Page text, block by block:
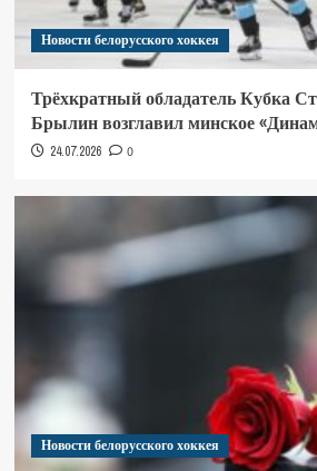
Новости белорусского хоккея
Трёхкратный обладатель Кубка
Брылин возглавил минское
24.07.2026 0
Новости белорусского хоккея